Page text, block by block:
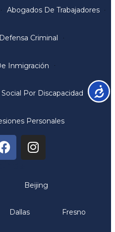
Abogados De Trabajadores
Criminal
Inmigración
Por Discapacidad
Personales
Beijing
Dallas Fresno